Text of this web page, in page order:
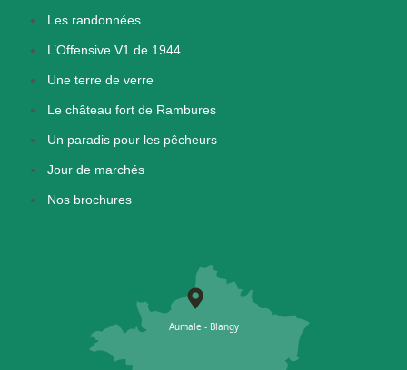
Les randonnées
L’Offensive V1 de 1944
Une terre de verre
Le château fort de Rambures
Un paradis pour les pêcheurs
Jour de marchés
Nos brochures